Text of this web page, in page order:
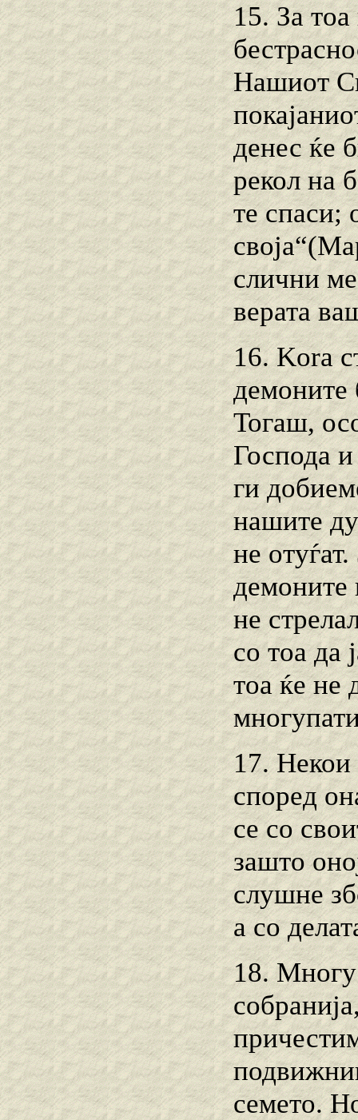
15. За
Нашиот
денес ќе
рекол на
те спаси;
слични
верата
16. Kora
демоните
Тогаш,
Господа
ги
нашите
не
демоните
не
со тоа да
тоа ќе не
17. Некои
според
се со
зашто
слушне
а со
18. Многу
семето.